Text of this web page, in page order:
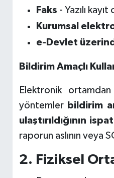
Faks - Yazılı
Kurumsal
e-Devlet
Bildirim Amaçlı
Elektronik
yöntemler bildirim
ulaştırıldığının
raporun aslının veya
2. Fiziksel